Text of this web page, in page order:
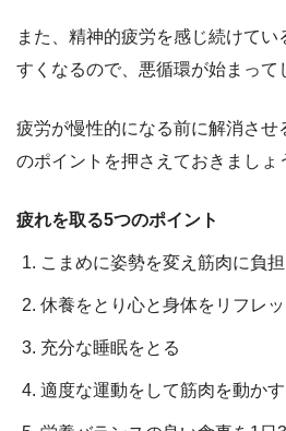
また、 精神的疲労を感じ続けてい
すくなるので、悪循環が始まって
疲労が慢性的になる前に解消させ
のポイントを押さえておきましょ
疲れを取る5つのポイント
こまめに姿勢を変え筋肉に負
休養をとり心と身体をリフレ
充分な睡眠をとる
適度な運動をして筋肉を動かす